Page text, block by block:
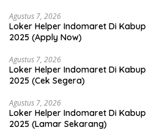
Agustus 7, 2026
Loker Helper Indomaret Di
2025 (Apply Now)
Agustus 7, 2026
Loker Helper Indomaret Di
2025 (Cek Segera)
Agustus 7, 2026
Loker Helper Indomaret Di
2025 (Lamar Sekarang)